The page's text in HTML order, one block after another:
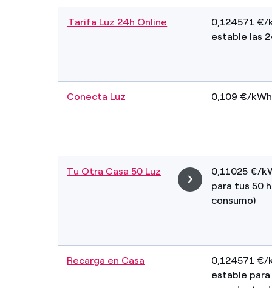
Tarifa Luz 24h Online
0,124571 €/
estable las
Conecta Luz 0,109 €/kWh
Tu Otra Casa 50 Luz
0,11025 €/
para tus 50
consumo)
Recarga en Casa
0,124571 €/
estable